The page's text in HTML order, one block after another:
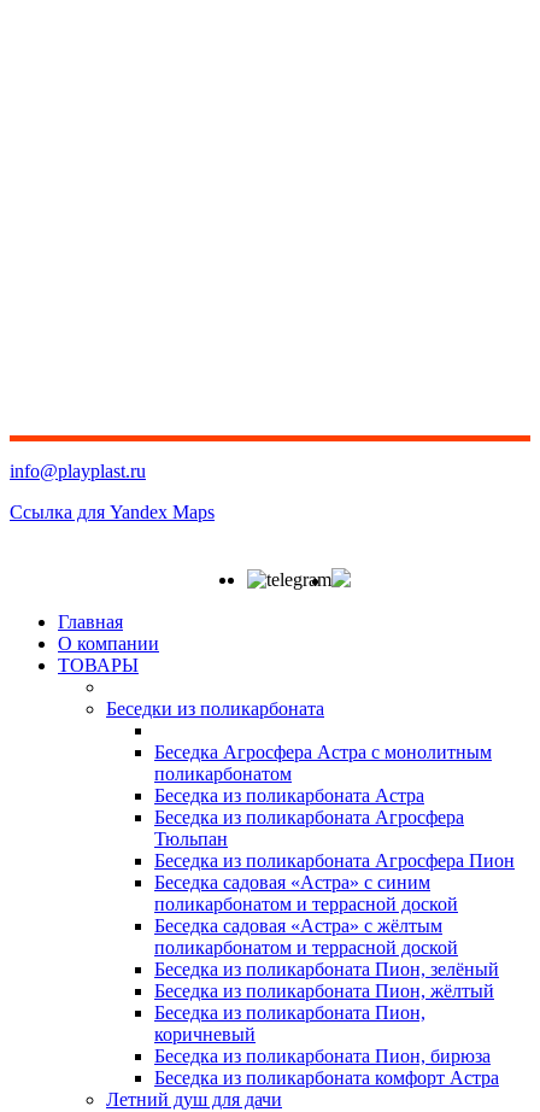
info@playplast.ru
Ссылка для Yandex Maps
Главная
О компании
ТОВАРЫ
Беседки из поликарбоната
Беседка Агросфера Астра с монолитным
поликарбонатом
Беседка из поликарбоната Астра
Беседка из поликарбоната Агросфера
Тюльпан
Беседка из поликарбоната Агросфера Пион
Беседка садовая «Астра» с синим
поликарбонатом и террасной доской
Беседка садовая «Астра» с жёлтым
поликарбонатом и террасной доской
Беседка из поликарбоната Пион, зелёный
Беседка из поликарбоната Пион, жёлтый
Беседка из поликарбоната Пион,
коричневый
Беседка из поликарбоната Пион, бирюза
Беседка из поликарбоната комфорт Астра
Летний душ для дачи